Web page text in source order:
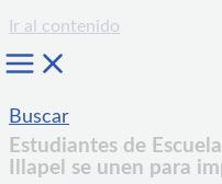
Ir al contenido
Buscar
Estudiantes de
Illapel se unen para